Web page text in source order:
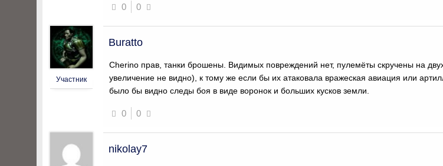
0 0
Участник
Buratto
Cherino прав, танки брошены. Видимых повреждений нет, пулемёты скручены на
увеличение не видно), к тому же если бы их атаковала вражеская авиация или
было бы видно следы боя в виде воронок и больших кусков земли.
0 0
nikolay7